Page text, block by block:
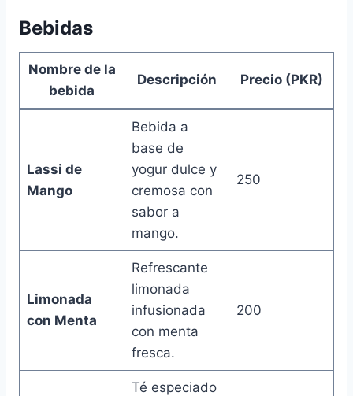
Bebidas
Nombre de la
bebida
Descripción Precio (PKR)
Lassi de
Mango
Bebida a
base de
yogur dulce y
cremosa con
sabor a
mango.
250
Limonada
con Menta
Refrescante
limonada
infusionada
con menta
fresca.
200
Té especiado